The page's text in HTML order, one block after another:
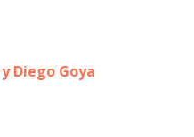
Diego Goya